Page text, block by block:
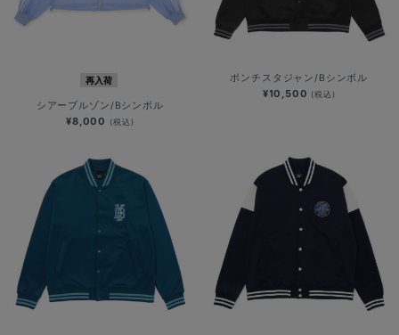
再入荷
シアーブルゾン/Bシンボル
¥8,000 (税込)
ポンチスタジャン/Bシンボル
¥10,500 (税込)